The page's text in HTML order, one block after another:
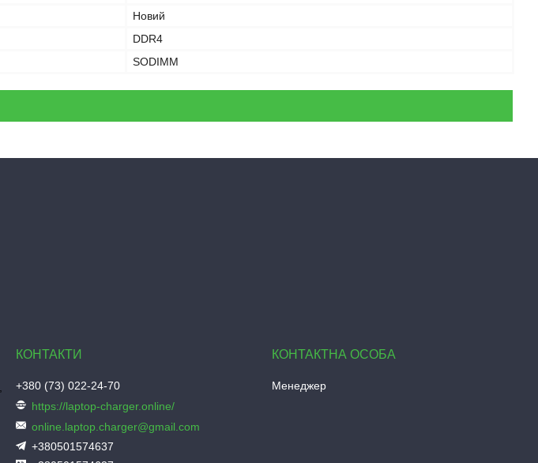
Новий
DDR4
SODIMM
+380 (73) 022-24-70
https://laptop-charger.online/
online.laptop.charger@gmail.com
+380501574637
Менеджер